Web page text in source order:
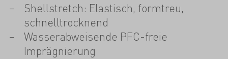
Shellstretch: Elastisch, formtreu,
schnelltrocknend
Wasserabweisende PFC-freie
Imprägnierung